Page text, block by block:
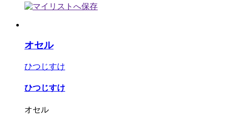
オセル
ひつじすけ
ひつじすけ
オセル